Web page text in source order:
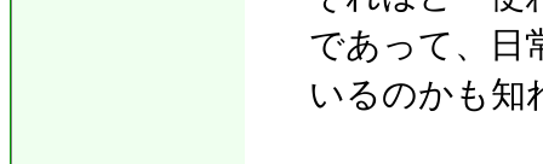
であって、日
いるのかも知